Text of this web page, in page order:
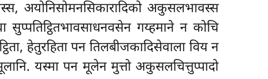
अयोनिसोमनसिकारादिको अकुसलभावस्स
गय्हमाने न कोचि
हेतुरहिता पन तिलबीजकादिसेवाला विय न
यस्मा पन मूलेन मुत्तो अकुसलचित्तुप्पादो